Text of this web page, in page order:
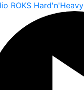
ROKS Hard'n'Heavy